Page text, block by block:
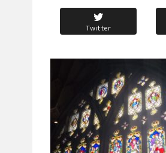
Twitter